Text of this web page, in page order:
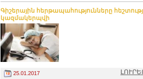
Գիշերային հերթապահությունները
կազմակերպվի
25.01.2017